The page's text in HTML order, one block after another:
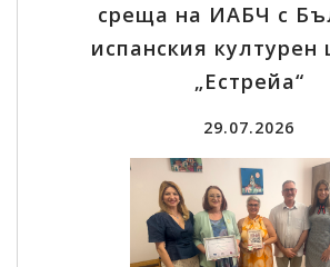
среща на ИАБЧ с
испанския културен
„Естрейа“
29.07.2026